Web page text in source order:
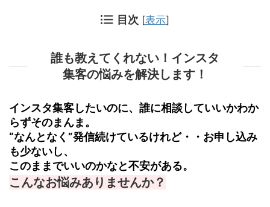
目次 [表示]
誰も教えてくれない！インスタ
集客の悩みを解決します！
インスタ集客したいのに、誰に相談していいかわか
らずそのまんま。
“なんとなく”発信続けているけれど・・お申し込み
も少ないし、
このままでいいのかなと不安がある。
こんなお悩みありませんか？